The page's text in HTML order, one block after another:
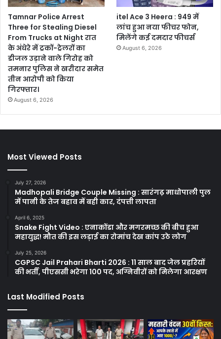
Tamnar Police Arrest
Three for Stealing Diesel
From Trucks at Night रात
के अंधेरे में ट्रकों-ट्रेलरों का
डीजल उड़ाने वाले गिरोह को
तमनार पुलिस ने खरीदार समेत
तीन आरोपी को किया
गिरफ्तार।
August 6, 2026
itel Ace 3 Heera : 949 में
लांच हुआ नया फीचर फोन,
मिलेंगे कई दमदार फीचर्स
August 6, 2026
Most Viewed Posts
July 27, 2026
Madhopali Bridge Couple Missing : सारंगढ़ माधोपाली पुल
में पानी के तेज बहाव में बही कार, दंपत्ती लापता
April 6, 2025
Snake Fight Video : एनाकोंडा और मगरमच्छ की बीच हुआ
महायुद्ध! मौत की इस लड़ाई का रोमांच देख कांप उठे लोग
July 25, 2026
CGPSC Jail Prahari Bharti 2026 : 11 साल बाद जेल प्रहरियों
की भर्ती, पीएससी भरेगा 100 पद, अग्निवीरों को मिलेगा आरक्षण
Last Modified Posts